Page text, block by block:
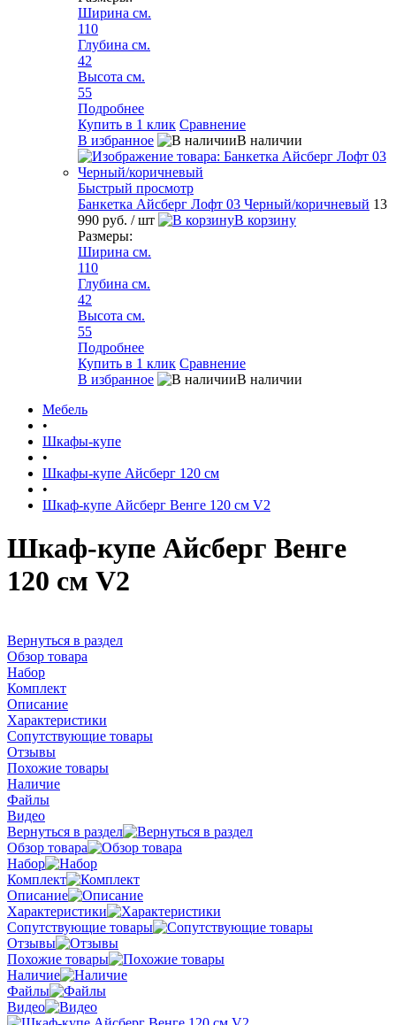
Ширина см.
110
Глубина см.
42
Высота см.
55
Подробнее
Купить в 1 клик Сравнение
В избранное
В наличии
Быстрый просмотр
Банкетка Айсберг Лофт 03 Черный/коричневый 13
990 руб. / шт
В корзину
Размеры:
Ширина см.
110
Глубина см.
42
Высота см.
55
Подробнее
Купить в 1 клик Сравнение
В избранное
В наличии
Мебель
•
Шкафы-купе
•
Шкафы-купе Айсберг 120 см
•
Шкаф-купе Айсберг Венге 120 см V2
Шкаф-купе Айсберг Венге
120 см V2
Вернуться в раздел
Обзор товара
Набор
Комплект
Описание
Характеристики
Сопутствующие товары
Отзывы
Похожие товары
Наличие
Файлы
Видео
Вернуться в раздел
Обзор товара
Набор
Комплект
Описание
Характеристики
Сопутствующие товары
Отзывы
Похожие товары
Наличие
Файлы
Видео